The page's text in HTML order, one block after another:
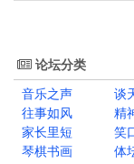
论坛分类
音乐之声
谈
往事如风
精
家长里短
笑
琴棋书画
体